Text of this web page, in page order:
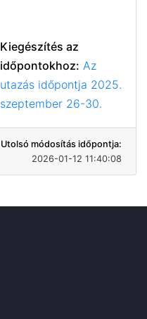
Kiegészítés az
időpontokhoz: Az
utazás időpontja 2025.
szeptember 26-30.
Utolsó módosítás időpontja:
2026-01-12 11:40:08